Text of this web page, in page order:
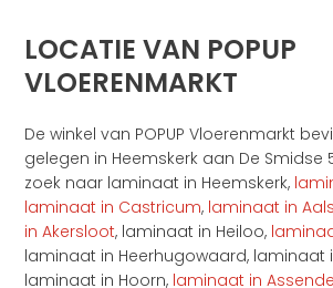
LOCATIE VAN POPUP
VLOERENMARKT
De winkel van POPUP Vloerenmarkt
gelegen in Heemskerk aan De Smidse
zoek naar laminaat in Heemskerk,
laminaat in Castricum, laminaat in
in Akersloot, laminaat in Heiloo,
laminaat in Heerhugowaard, laminaat
laminaat in Hoorn, laminaat in